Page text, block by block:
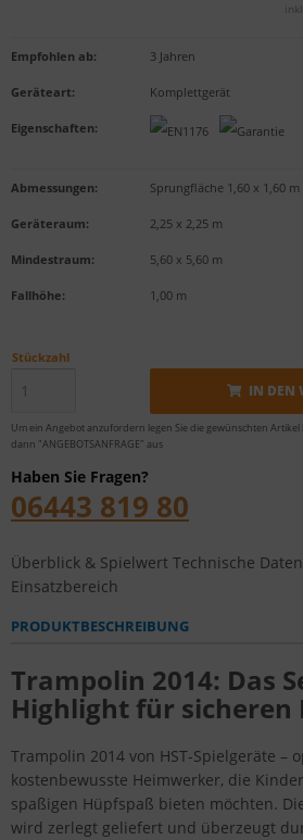
Empfohlen ab: 3 Jahren
Geräteart: Komplettgerät
Eigenschaften:
Abmessungen: Sprungfläche 1,60 x 1,60 m
Geräteraum: 2,25 x 2,25 m
Mindestraum: 5,60 x 5,60 m
Fallhöhe: 1,00 m
Stückzahl
IN DEN
Um ein Angebot anzufordern legen Sie die gewünschten
dann "ANGEBOTSANFRAGE" aus
Haben Sie Fragen?
06443 819 80
Überblick & Spielwert Technische Daten
Einsatzbereich
PRODUKTBESCHREIBUNG
Trampolin 2014: Das
Highlight für sicheren
Trampolin 2014 von HST-Spielgeräte –
kostenbewusste Heimwerker, die
spaßigen Hüpfspaß bieten möchten.
wird zerlegt geliefert und überzeugt